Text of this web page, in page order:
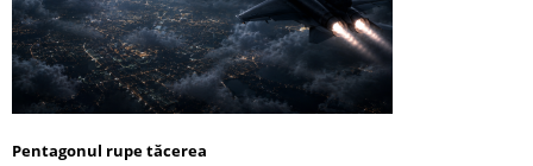
Pentagonul rupe tăcerea